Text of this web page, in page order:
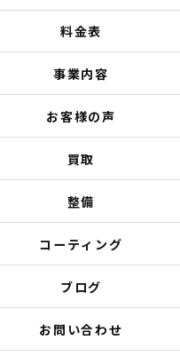
料金表
事業内容
お客様の声
買取
整備
コーティング
ブログ
お問い合わせ